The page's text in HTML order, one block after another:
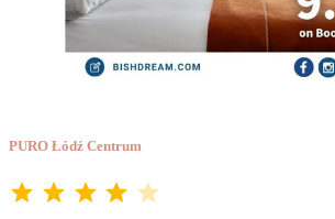
PURO Łódź Centrum